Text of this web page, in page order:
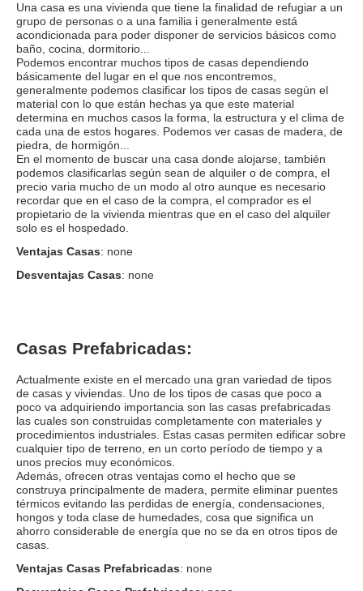
Una casa es una vivienda que tiene la finalidad de refugiar a un
grupo de personas o a una familia i generalmente está
acondicionada para poder disponer de servicios básicos como
baño, cocina, dormitorio...
Podemos encontrar muchos tipos de casas dependiendo
básicamente del lugar en el que nos encontremos,
generalmente podemos clasificar los tipos de casas según el
material con lo que están hechas ya que este material
determina en muchos casos la forma, la estructura y el clima de
cada una de estos hogares. Podemos ver casas de madera, de
piedra, de hormigón...
En el momento de buscar una casa donde alojarse, también
podemos clasificarlas según sean de alquiler o de compra, el
precio varia mucho de un modo al otro aunque es necesario
recordar que en el caso de la compra, el comprador es el
propietario de la vivienda mientras que en el caso del alquiler
solo es el hospedado.
Ventajas Casas: none
Desventajas Casas: none
Casas Prefabricadas:
Actualmente existe en el mercado una gran variedad de tipos
de casas y viviendas. Uno de los tipos de casas que poco a
poco va adquiriendo importancia son las casas prefabricadas
las cuales son construidas completamente con materiales y
procedimientos industriales. Estas casas permiten edificar sobre
cualquier tipo de terreno, en un corto período de tiempo y a
unos precios muy económicos.
Además, ofrecen otras ventajas como el hecho que se
construya principalmente de madera, permite eliminar puentes
térmicos evitando las perdidas de energía, condensaciones,
hongos y toda clase de humedades, cosa que significa un
ahorro considerable de energía que no se da en otros tipos de
casas.
Ventajas Casas Prefabricadas: none